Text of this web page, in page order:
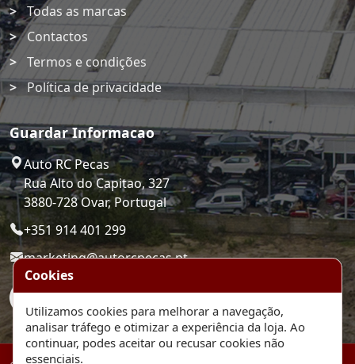
Todas as marcas
Contactos
Termos e condições
Política de privacidade
Guardar Informacao
Auto RC Pecas
Rua Alto do Capitao, 327
3880-728 Ovar, Portugal
+351 914 401 299
marketing@autorcpecas.pt
Cookies
Utilizamos cookies para melhorar a navegação,
analisar tráfego e otimizar a experiência da loja. Ao
continuar, podes aceitar ou recusar cookies não
essenciais.